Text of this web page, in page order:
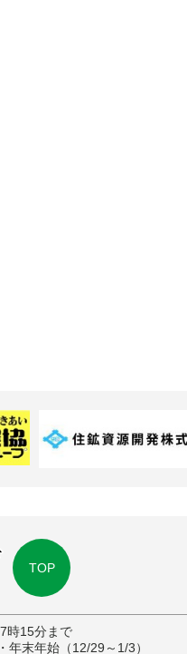
TOP
時15分まで
末年始（12/29～1/3）